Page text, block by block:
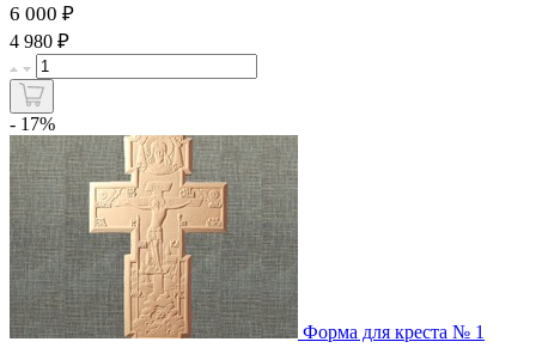
6 000 ₽
4 980 ₽
- 17%
Форма для креста № 1